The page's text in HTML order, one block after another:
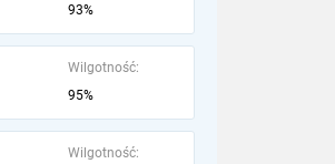
93%
Wilgotność:
95%
Wilgotność: